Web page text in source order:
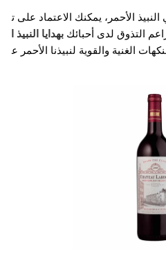
النبيذ الأحمر، يمكنك الاعتماد على ت
التذوق لدى أحبائك بهدايا النبيذ ا
الغنية والقوية لنبيذنا الأحمر ع